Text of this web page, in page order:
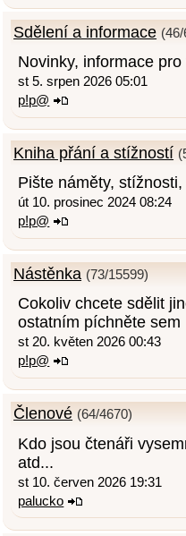
Sdělení a informace (46/
Novinky, informace pro
st 5. srpen 2026 05:01
p!p@
Kniha přání a stížností
Pište náměty,
út 10. prosinec 2024 08:24
p!p@
Nástěnka (73/15599)
Cokoliv chcete sdělit
ostatním píchněte sem
st 20. květen 2026 00:43
p!p@
Členové (64/4670)
Kdo jsou čtenáři
atd...
st 10. červen 2026 19:31
palucko